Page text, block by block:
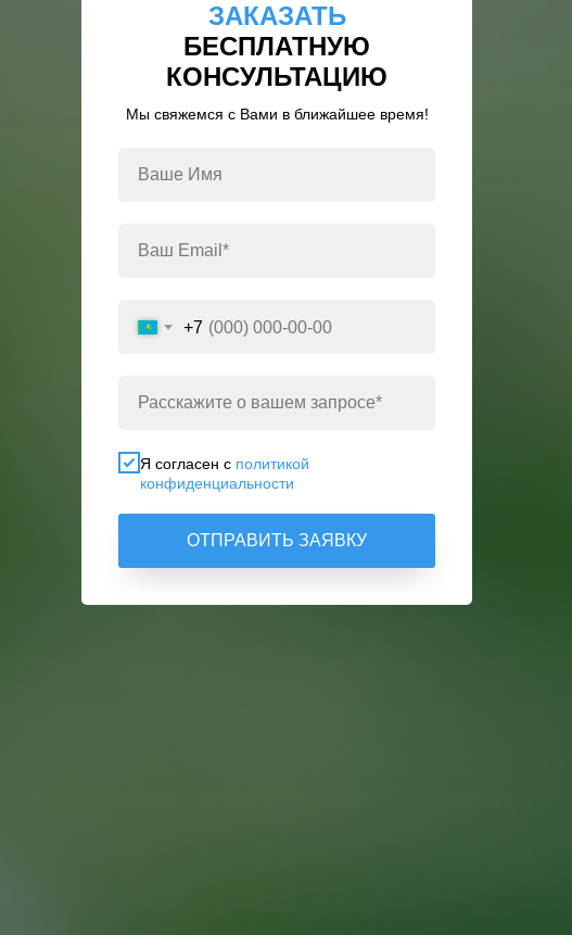
ЗАКАЗАТЬ
БЕСПЛАТНУЮ
КОНСУЛЬТАЦИЮ
Мы свяжемся с Вами в ближайшее время!
+7
Я согласен с политикой
конфиденциальности
ОТПРАВИТЬ ЗАЯВКУ